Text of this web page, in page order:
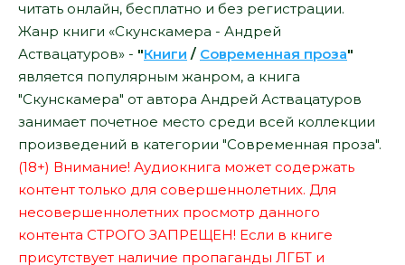
читать онлайн, бесплатно и без регистрации.
Жанр книги «Скунскамера - Андрей
Аствацатуров» - "Книги / Современная проза"
является популярным жанром, а книга
"Скунскамера" от автора Андрей Аствацатуров
занимает почетное место среди всей коллекции
произведений в категории "Современная проза".
(18+) Внимание! Аудиокнига может содержать
контент только для совершеннолетних. Для
несовершеннолетних просмотр данного
контента СТРОГО ЗАПРЕЩЕН! Если в книге
присутствует наличие пропаганды ЛГБТ и